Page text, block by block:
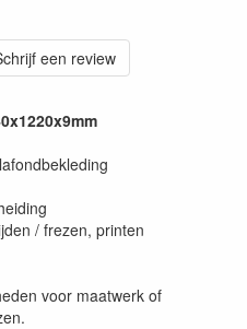
een review
/ frezen, printen
voor maatwerk of